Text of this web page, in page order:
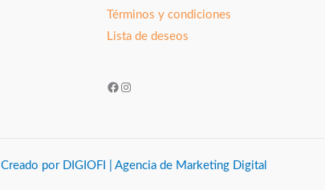
Términos y condiciones
Lista de deseos
Facebook
Instagram
Creado por DIGIOFI | Agencia de Marketing Digital